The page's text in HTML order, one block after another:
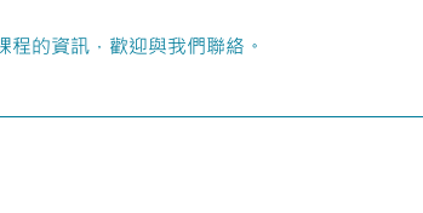
的資訊，歡迎與我們聯絡。